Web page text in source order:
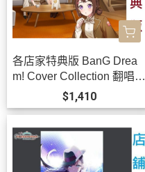
各店家特典版 BanG Drea
m! Cover Collection 翻唱曲
專輯 Vol.11 *11/25發售!
$1,410